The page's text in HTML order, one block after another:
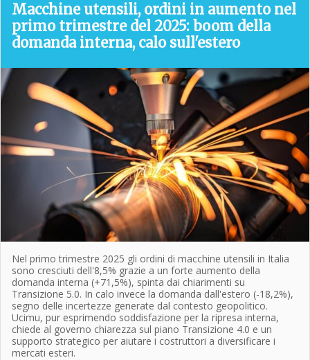
Macchine utensili, ordini in aumento nel
primo trimestre del 2025: boom della
domanda interna, calo sull'estero
Nel primo trimestre 2025 gli ordini di macchine utensili in Italia
sono cresciuti dell'8,5% grazie a un forte aumento della
domanda interna (+71,5%), spinta dai chiarimenti su
Transizione 5.0. In calo invece la domanda dall'estero (-18,2%),
segno delle incertezze generate dal contesto geopolitico.
Ucimu, pur esprimendo soddisfazione per la ripresa interna,
chiede al governo chiarezza sul piano Transizione 4.0 e un
supporto strategico per aiutare i costruttori a diversificare i
mercati esteri.